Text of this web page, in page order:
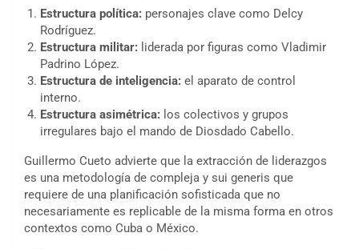
Estructura política: personajes clave como Delcy
Rodríguez.
Estructura militar: liderada por figuras como Vladimir
Padrino López.
Estructura de inteligencia: el aparato de control
interno.
Estructura asimétrica: los colectivos y grupos
irregulares bajo el mando de Diosdado Cabello.
Guillermo Cueto advierte que la extracción de liderazgos
es una metodología de compleja y sui generis que
requiere de una planificación sofisticada que no
necesariamente es replicable de la misma forma en otros
contextos como Cuba o México.